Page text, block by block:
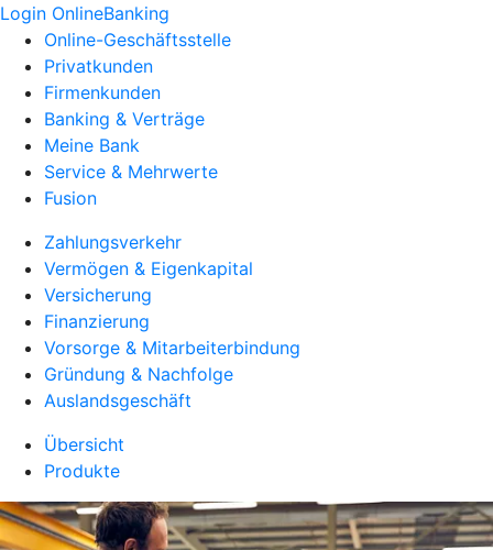
Login OnlineBanking
Online-Geschäftsstelle
Privatkunden
Firmenkunden
Banking & Verträge
Meine Bank
Service & Mehrwerte
Fusion
Zahlungsverkehr
Vermögen & Eigenkapital
Versicherung
Finanzierung
Vorsorge & Mitarbeiterbindung
Gründung & Nachfolge
Auslandsgeschäft
Übersicht
Produkte